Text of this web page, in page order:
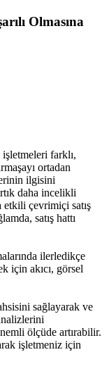
Olmasına
farklı,
ortadan
ilgisini
daha incelikli
etkili çevrimiçi satış
satış hattı
ilerledikçe
için akıcı, görsel
sağlayarak ve
ölçüde artırabilir.
işletmeniz için